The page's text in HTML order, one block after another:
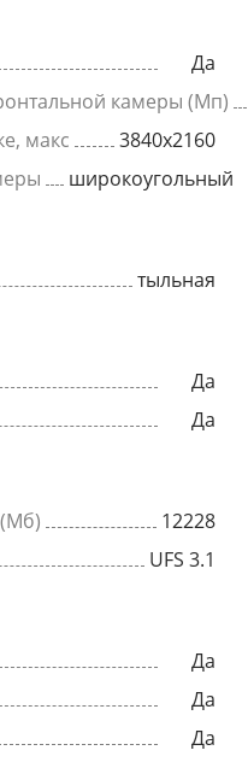
Да
камеры (Мп)
макс
3840x2160
широкоугольный
тыльная
Да
Да
12228
UFS 3.1
Да
Да
Да